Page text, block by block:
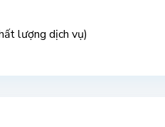
lượng dịch vụ)